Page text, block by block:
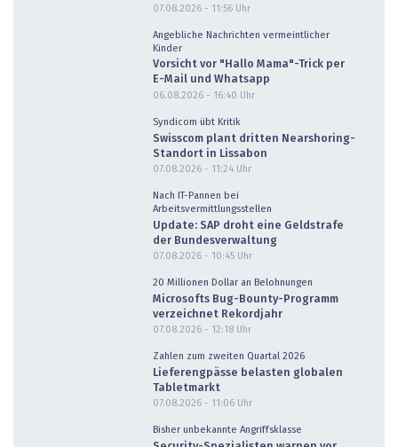
07.08.2026 - 11:56 Uhr
Angebliche Nachrichten vermeintlicher
Kinder
Vorsicht vor "Hallo Mama"-Trick per
E-Mail und Whatsapp
06.08.2026 - 16:40 Uhr
Syndicom übt Kritik
Swisscom plant dritten Nearshoring-
Standort in Lissabon
07.08.2026 - 11:24 Uhr
Nach IT-Pannen bei
Arbeitsvermittlungsstellen
Update: SAP droht eine Geldstrafe
der Bundesverwaltung
07.08.2026 - 10:45 Uhr
20 Millionen Dollar an Belohnungen
Microsofts Bug-Bounty-Programm
verzeichnet Rekordjahr
07.08.2026 - 12:18 Uhr
Zahlen zum zweiten Quartal 2026
Lieferengpässe belasten globalen
Tabletmarkt
07.08.2026 - 11:06 Uhr
Bisher unbekannte Angriffsklasse